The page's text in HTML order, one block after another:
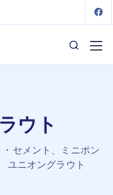
ウト
セメント、ミニポン
ユニオングラウト